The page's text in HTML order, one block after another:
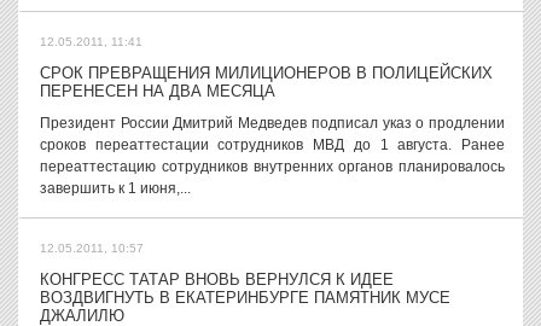
12.05.2011, 11:41
СРОК ПРЕВРАЩЕНИЯ МИЛИЦИОНЕРОВ В ПОЛИЦЕЙСКИХ
ПЕРЕНЕСЕН НА ДВА МЕСЯЦА
Президент России Дмитрий Медведев подписал указ о продлении
сроков переаттестации сотрудников МВД до 1 августа. Ранее
переаттестацию сотрудников внутренних органов планировалось
завершить к 1 июня,...
12.05.2011, 10:57
КОНГРЕСС ТАТАР ВНОВЬ ВЕРНУЛСЯ К ИДЕЕ
ВОЗДВИГНУТЬ В ЕКАТЕРИНБУРГЕ ПАМЯТНИК МУСЕ
ДЖАЛИЛЮ